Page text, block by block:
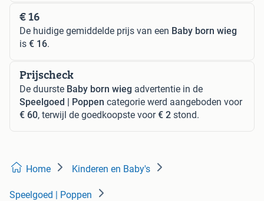
€ 16
De huidige gemiddelde prijs van een Baby born wieg
is € 16.
Prijscheck
De duurste Baby born wieg advertentie in de
Speelgoed | Poppen categorie werd aangeboden voor
€ 60, terwijl de goedkoopste voor€ 2 stond.
Home Kinderen en Baby's
Speelgoed | Poppen